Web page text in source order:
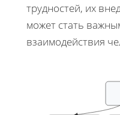
трудностей, их
может стать
взаимодействия